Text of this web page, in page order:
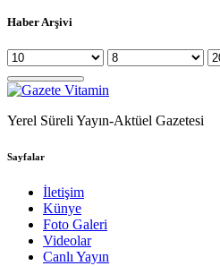
Haber Arşivi
Yerel Süreli Yayın-Aktüel Gazetesi
Sayfalar
İletişim
Künye
Foto Galeri
Videolar
Canlı Yayın